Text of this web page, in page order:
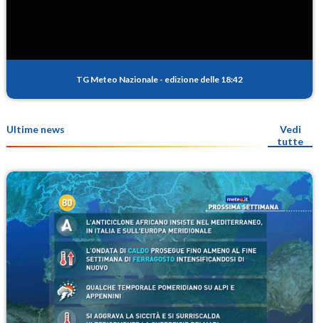
TG Meteo Nazionale - edizione delle 18:42
Ultime news
Vedi
tutte